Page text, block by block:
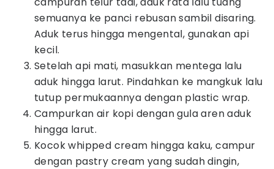
semuanya ke panci rebusan sambil disaring.
Aduk terus hingga mengental, gunakan api
kecil.
Setelah api mati, masukkan mentega lalu
aduk hingga larut. Pindahkan ke mangkuk lalu
tutup permukaannya dengan plastic wrap.
Campurkan air kopi dengan gula aren aduk
hingga larut.
Kocok whipped cream hingga kaku, campur
dengan pastry cream yang sudah dingin,